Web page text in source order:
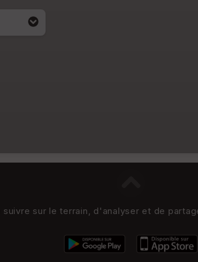
sur le terrain, d'analyser et de